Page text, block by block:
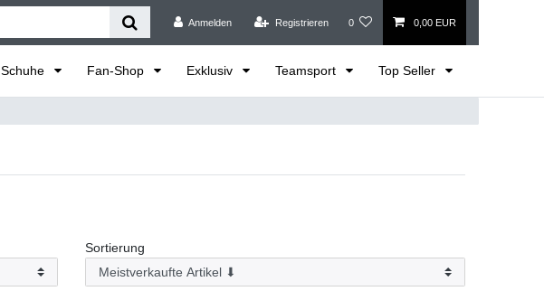
Anmelden Registrieren 0 0,00 EUR
Schuhe Fan-Shop Exklusiv Teamsport Top Seller
Sortierung